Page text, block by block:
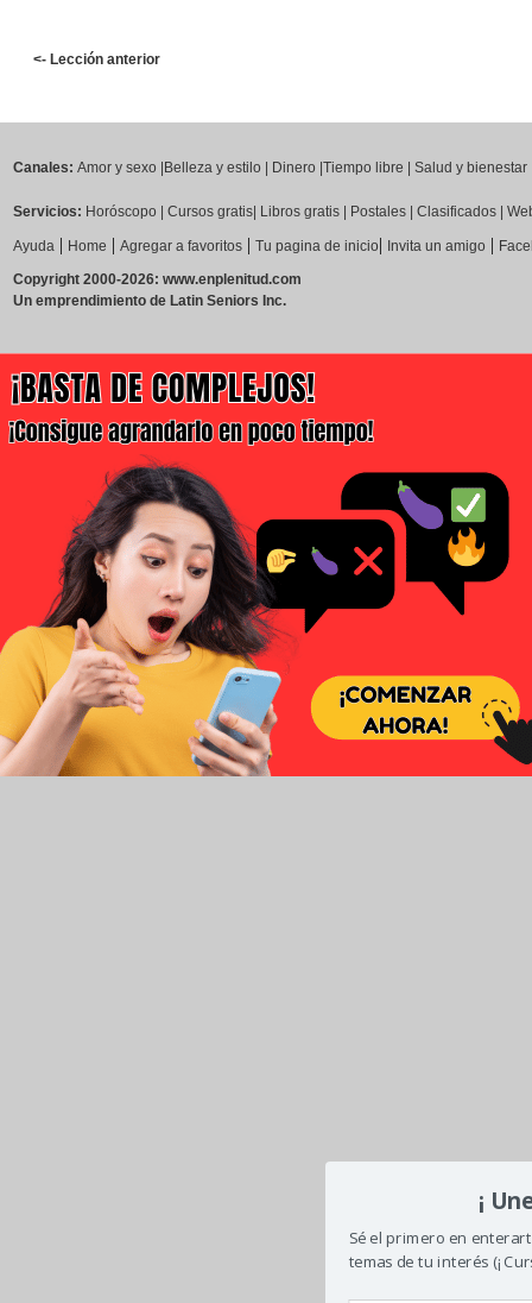
<- Lección anterior
Canales: Amor y sexo Belleza y estilo Dinero Tiempo libre Salud y bienestar
Servicios: Horóscopo Cursos gratis Libros gratis Postales Clasificados
Ayuda | Home | Agregar a favoritos | Tu pagina de inicio| Invita un amigo |
Copyright 2000-2026: www.enplenitud.com
Un emprendimiento de Latin Seniors Inc.
¡
Sé el primero en
temas de tu interés (¡